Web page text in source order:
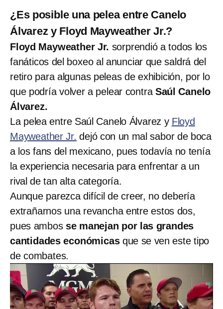
¿Es posible una pelea entre Canelo
Álvarez y Floyd Mayweather Jr.?
Floyd Mayweather Jr. sorprendió a todos los
fanáticos del boxeo al anunciar que saldrá del
retiro para algunas peleas de exhibición, por lo
que podría volver a pelear contraSaúl Canelo
Álvarez.
La pelea entre Saúl Canelo Álvarez y Floyd
Mayweather Jr. dejó con un mal sabor de boca
a los fans del mexicano, pues todavía no tenía
la experiencia necesaria para enfrentar a un
rival de tan alta categoría.
Aunque parezca difícil de creer, no debería
extrañarnos una revancha entre estos dos,
pues ambosse manejan por las grandes
cantidades económicas que se ven este tipo
de combates.